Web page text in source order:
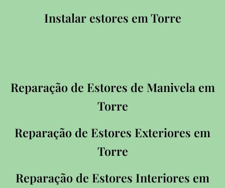
Instalar estores em Torre
Reparação de Estores de Manivela em
Torre
Reparação de Estores Exteriores em
Torre
Reparação de Estores Interiores em